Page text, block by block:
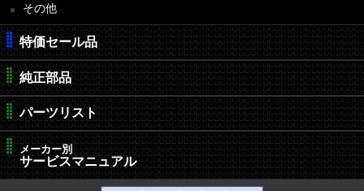
その他
特価セール品
純正部品
パーツリスト
メーカー別
サービスマニュアル